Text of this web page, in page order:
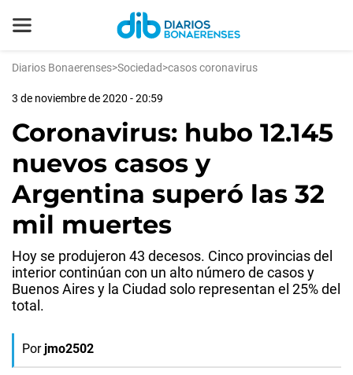
Diarios Bonaerenses>Sociedad>casos coronavirus
3 de noviembre de 2020 - 20:59
Coronavirus: hubo 12.145
nuevos casos y
Argentina superó las 32
mil muertes
Hoy se produjeron 43 decesos. Cinco provincias del
interior continúan con un alto número de casos y
Buenos Aires y la Ciudad solo representan el 25% del
total.
Por jmo2502